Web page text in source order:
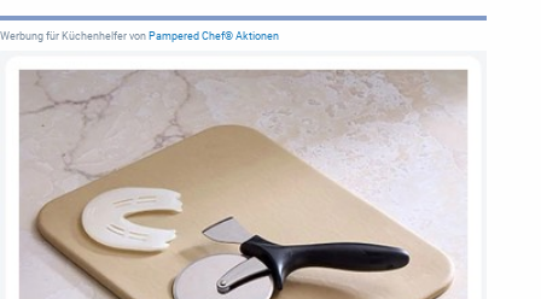
Werbung für Küchenhelfer von Pampered Chef® Aktionen